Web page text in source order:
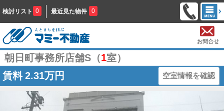
検討リスト 0 最近見た物件 0
お問合せ
朝日町事務所店舗S（1室）
賃料 2.31万円 空室情報を確認